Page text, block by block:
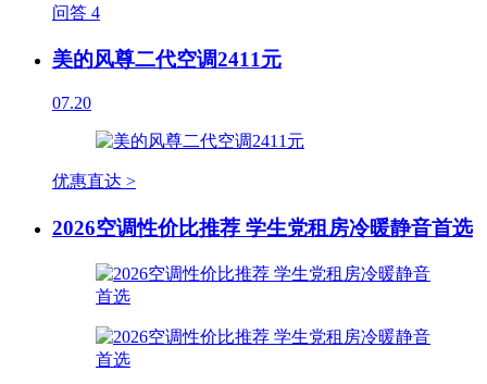
问答 4
美的风尊二代空调2411元
07.20
优惠直达 >
2026空调性价比推荐 学生党租房冷暖静音首选